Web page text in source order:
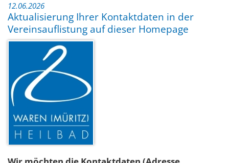
12.06.2026
Aktualisierung Ihrer Kontaktdaten in der
Vereinsauflistung auf dieser Homepage